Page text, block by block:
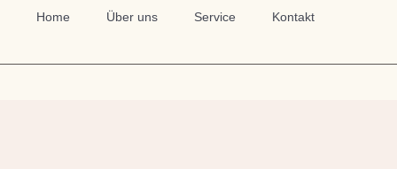
Home Über uns Service Kontakt